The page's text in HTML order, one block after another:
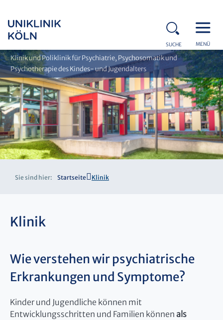
SUCHE MENÜ
Klinik und Poliklinik für Psychiatrie, Psychosomatik und
Psychotherapie des Kindes- und Jugendalters
Sie sind hier: Startseite Klinik
Klinik
Wie verstehen wir psychiatrische
Erkrankungen und Symptome?
Kinder und Jugendliche können mit
Entwicklungsschritten und Familien können als